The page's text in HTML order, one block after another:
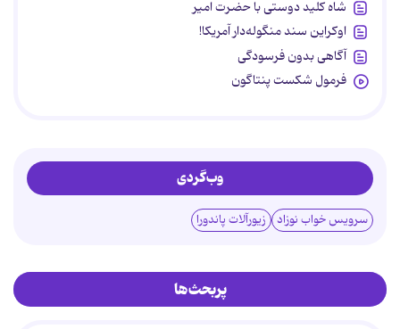
شاه کلید دوستی با حضرت امیر
اوکراین سند منگوله‌دار آمریکا!
آگاهی بدون فرسودگی
فرمول شکست پنتاگون
وب‌گردی
سرویس خواب نوزاد زیورآلات پاندورا
پربحث‌ها